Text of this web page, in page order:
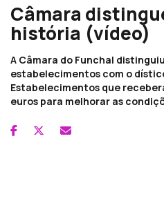
Câmara
história (vídeo)
A Câmara do Funchal
estabelecimentos com o
Estabelecimentos que
euros para melhorar as